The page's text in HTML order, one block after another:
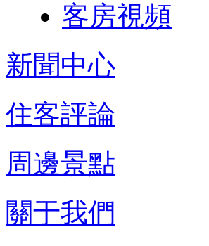
客房視頻
新聞中心
住客評論
周邊景點
關于我們